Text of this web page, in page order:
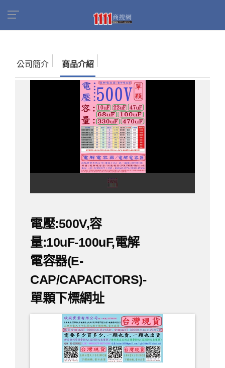
量:10uF-100uF,電解電容器(E-CAP/CAPACITORS)-單顆下標網址
公司簡介 商品介紹
電
解
電
CAP/CAPACITORS)-
單
網
址-
電壓:500V,容
量:10uF-100uF,電解
電容器(E-
CAP/CAPACITORS)-
單顆下標網址